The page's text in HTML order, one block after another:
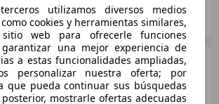
BMW 320 320dA
utilizamos diversos medios
cookies y herramientas similares,
web para ofrecerle funciones
una mejor experiencia de
a estas funcionalidades ampliadas,
personalizar nuestra oferta; por
que pueda continuar sus búsquedas
mostrarle ofertas adecuadas